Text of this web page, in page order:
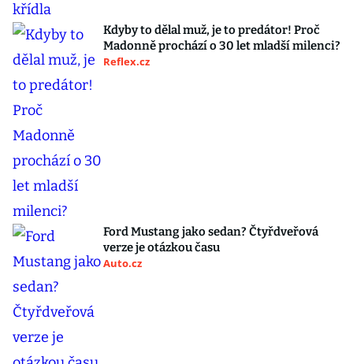
Kdyby to dělal muž, je to predátor! Proč
Madonně prochází o 30 let mladší milenci?
Reflex.cz
Ford Mustang jako sedan? Čtyřdveřová
verze je otázkou času
Auto.cz